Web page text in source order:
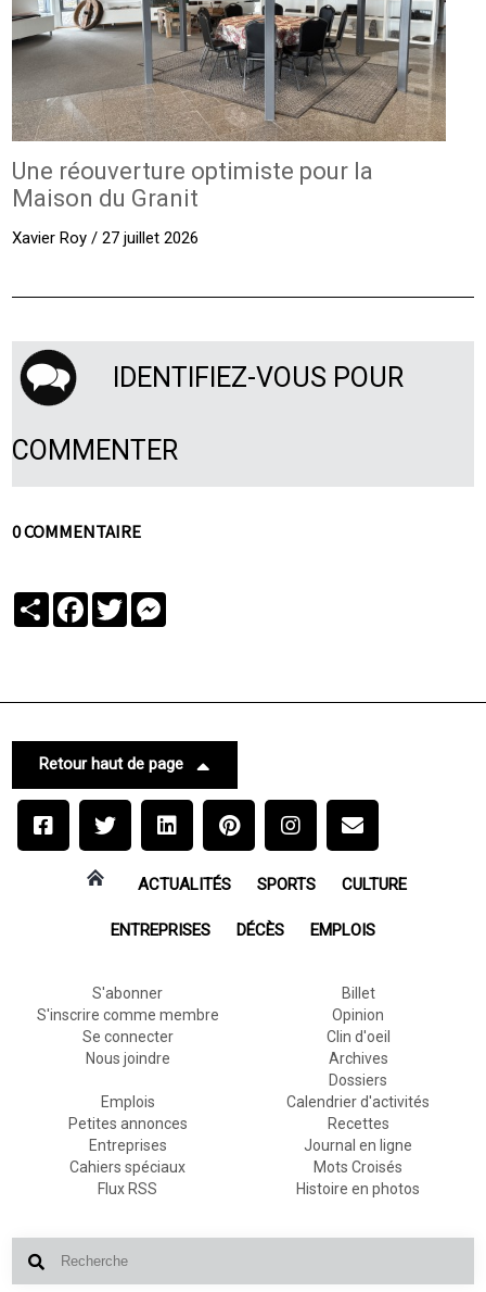
Une réouverture optimiste pour la
Maison du Granit
Xavier Roy / 27 juillet 2026
IDENTIFIEZ-VOUS POUR
COMMENTER
0 COMMENTAIRE
PartagerFacebook
Twitter
Retour haut de page
ACTUALITÉS SPORTS CULTURE
ENTREPRISES DÉCÈS EMPLOIS
S'abonner
S'inscrire comme membre
Se connecter
Nous joindre
Billet
Opinion
Clin d'oeil
Archives
Dossiers
Emplois
Petites annonces
Entreprises
Cahiers spéciaux
Flux RSS
Calendrier d'activités
Recettes
Journal en ligne
Mots Croisés
Histoire en photos